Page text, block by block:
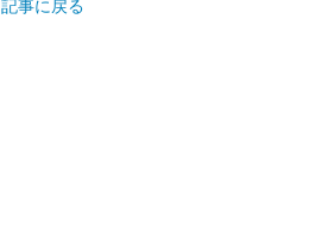
記事に戻る